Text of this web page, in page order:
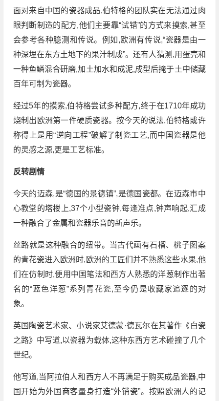
面对来自中国的瓷器成品,伯特格的团队实在无法通过肉
眼判断制造的配方,他们主要靠“试错”的方式来摸索,甚至
会参考各种臆测和传说。例如,欧洲有传说,“瓷器是由一
种深埋在东方土地下的果汁制成”。还有人猜测,用蛋壳和
一种鱼鳞混合研磨,加土加水和成泥,成型后掩于土中储藏
百年可制为瓷器。
经过5年的摸索,伯特格尝试多种配方,终于在1710年成功
烧制出欧洲第一件硬质瓷器。按今天的说法,伯特格或许
称得上是用“逆向工程”破解了制瓷工艺,而中国瓷器是他
的灵感之源,更是工艺标准。
反转剧情
今天的迈森,是“德国的景德镇”,是德国瓷都。在迈森市中
心教堂的塔楼上,37个小型瓷钟,每逢准点,钟声响起,汇成
一种融合了金属和瓷器乐音的新声乐。
丝路就是这种融合的纽带。当古代画有石榴、桃子图案
的青花瓷进入欧洲时,欧洲的工匠们并不熟悉这些水果,他
们在仿制时,便用中国笔法和西方人熟悉的洋葱制作出著
名的“蓝色洋葱”系列青花瓷,至今仍是收藏家追逐的对
象。
英国陶瓷艺术家、小说家艾德蒙·德瓦尔在其著作《白瓷
之路》中写道,以瓷器为载体,这种东西方艺术碰撞了几个
世纪。
他写道,当阿拉伯人和西方人不再满足于购买成品瓷器,中
国开始为外国商客量身打造“外销瓷”。按照欧洲人的记